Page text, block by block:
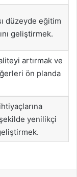
düzeyde eğitim
geliştirmek.
artırmak ve
ön planda
yenilikçi